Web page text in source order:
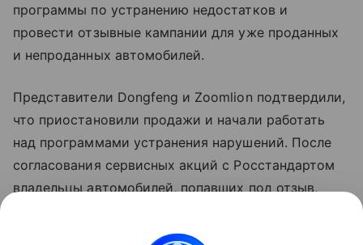
программы по устранению недостатков и
провести отзывные кампании для уже проданных
и непроданных автомобилей.
Представители Dongfeng и Zoomlion подтвердили,
что приостановили продажи и начали работать
над программами устранения нарушений. После
согласования сервисных акций с Росстандартом
владельцы автомобилей, попавших под отзыв,
устранения недостатков.